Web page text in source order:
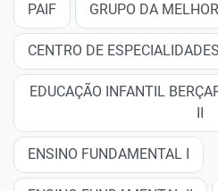
PAIF GRUPO DA
CENTRO DE
EDUCAÇÃO INFANTIL
ENSINO FUNDAMENTAL I